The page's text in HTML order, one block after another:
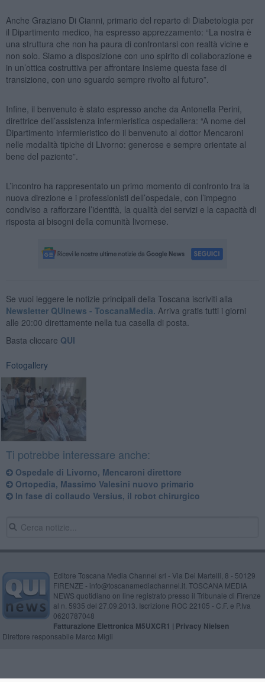
Anche Graziano Di Cianni, primario del reparto di Diabetologia per
il Dipartimento medico, ha espresso apprezzamento: “La nostra è
una struttura che non ha paura di confrontarsi con realtà vicine e
non solo. Siamo a disposizione con uno spirito di collaborazione e
in un’ottica costruttiva per affrontare insieme questa fase di
transizione, con uno sguardo sempre rivolto al futuro”.
Infine, il benvenuto è stato espresso anche da Antonella Perini,
direttrice dell’assistenza infermieristica ospedaliera: “A nome del
Dipartimento infermieristico do il benvenuto al dottor Mencaroni
nelle modalità tipiche di Livorno: generose e sempre orientate al
bene del paziente”.
L’incontro ha rappresentato un primo momento di confronto tra la
nuova direzione e i professionisti dell’ospedale, con l’impegno
condiviso a rafforzare l’identità, la qualità dei servizi e la capacità di
risposta ai bisogni della comunità livornese.
Se vuoi leggere le notizie principali della Toscana iscriviti alla
Newsletter QUInews - ToscanaMedia. Arriva gratis tutti i giorni
alle 20:00 direttamente nella tua casella di posta.
Basta cliccare QUI
Fotogallery
Ti potrebbe interessare anche:
Ospedale di Livorno, Mencaroni direttore
Ortopedia, Massimo Valesini nuovo primario
In fase di collaudo Versius, il robot chirurgico
Editore Toscana Media Channel srl - Via Dei Martelli, 8 - 50129
FIRENZE - info@toscanamediachannel.it. TOSCANA MEDIA
NEWS quotidiano on line registrato presso il Tribunale di Firenze
al n. 5935 del 27.09.2013. Iscrizione ROC 22105 - C.F. e P.Iva
0620787048
Fatturazione Elettronica M5UXCR1 | Privacy Nielsen
Direttore responsabile Marco Migli